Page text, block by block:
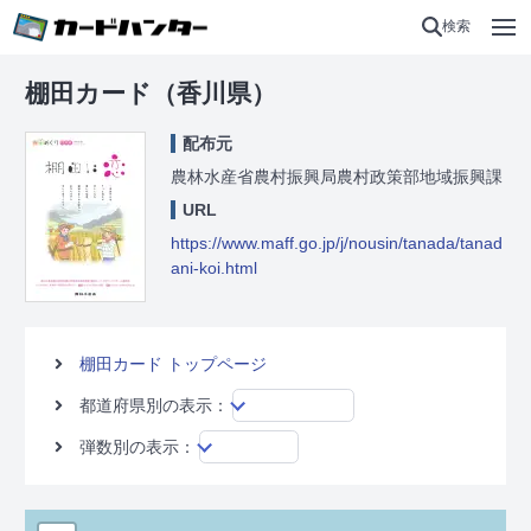
検索
棚田カード（香川県）
配布元
農林水産省農村振興局農村政策部地域振興課
URL
https://www.maff.go.jp/j/nousin/tanada/tanad
ani-koi.html
棚田カード トップページ
都道府県別の表示：
弾数別の表示：